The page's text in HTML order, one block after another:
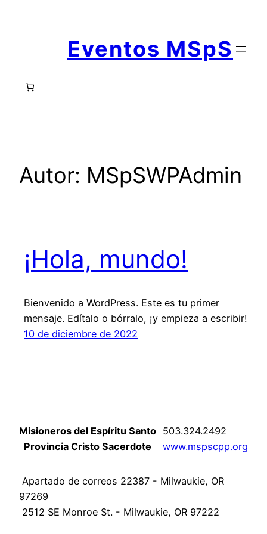
Eventos MSpS
Autor: MSpSWPAdmin
¡Hola, mundo!
Bienvenido a WordPress. Este es tu primer
mensaje. Edítalo o bórralo, ¡y empieza a escribir!
10 de diciembre de 2022
Misioneros del Espíritu Santo
Provincia Cristo Sacerdote
503.324.2492
www.mspscpp.org
Apartado de correos 22387 - Milwaukie, OR
97269
2512 SE Monroe St. - Milwaukie, OR 97222